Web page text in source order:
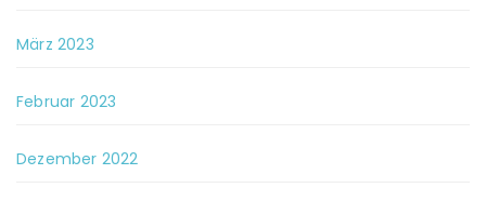
März 2023
Februar 2023
Dezember 2022